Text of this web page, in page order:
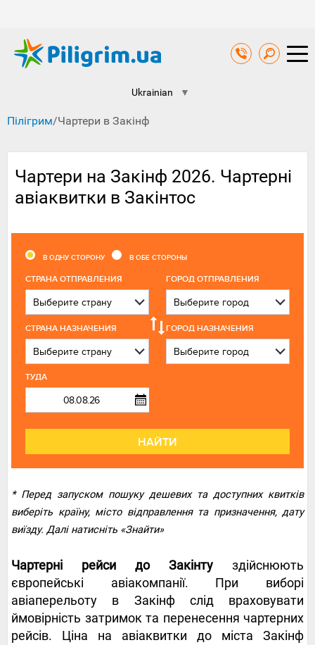
Ukrainian ▼
Пілігрим/Чартери в Закінф
Чартери на Закінф 2026. Чартерні
авіаквитки в Закінтос
В ОДНУ СТОРОНУ В ОБЕ СТОРОНЫ
CТРАНА ОТПРАВЛЕНИЯ ГОРОД ОТПРАВЛЕНИЯ
СТРАНА НАЗНАЧЕНИЯ ГОРОД НАЗНАЧЕНИЯ
ТУДА
НАЙТИ
* Перед запуском пошуку дешевих та доступних квитків
виберіть країну, місто відправлення та призначення, дату
виїзду. Далі натисніть «Знайти»
Чартерні рейси до Закінту здійснюють
європейські авіакомпанії. При виборі
авіаперельоту в Закінф слід враховувати
ймовірність затримок та перенесення чартерних
рейсів. Ціна на авіаквитки до міста Закінф